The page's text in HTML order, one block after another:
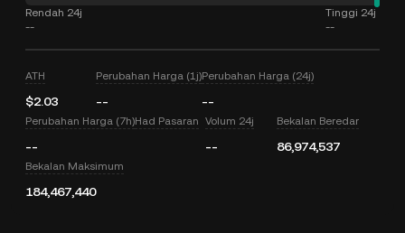
Rendah 24j
--
Tinggi 24j
--
ATH
$2.03
Perubahan Harga (1j)
--
Perubahan Harga (24j)
--
Perubahan Harga (7h)
--
Had Pasaran Volum 24j
--
Bekalan Beredar
86,974,537
Bekalan Maksimum
184,467,440